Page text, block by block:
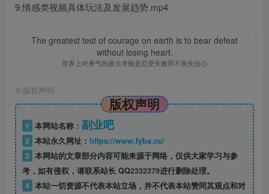
9.情感类视频具体玩法及发展趋势.mp4
The greatest test of courage on earth is to bear defeat
without losing heart.
世界上对勇气的最大考验是忍受失败而不丧失信心
© 版权声明
版权声明
1 本网站名称： 副业吧
2 本站永久网址： https://www.fyba.cc/
3 本网站的文章部分内容可能来源于网络，仅供大家学习与参
考，如有侵权，请联系站长 QQ2332379进行删除处理。
4 本站一切资源不代表本站立场，并不代表本站赞同其观点和对